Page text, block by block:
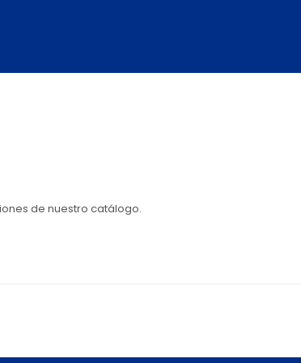
de nuestro catálogo.